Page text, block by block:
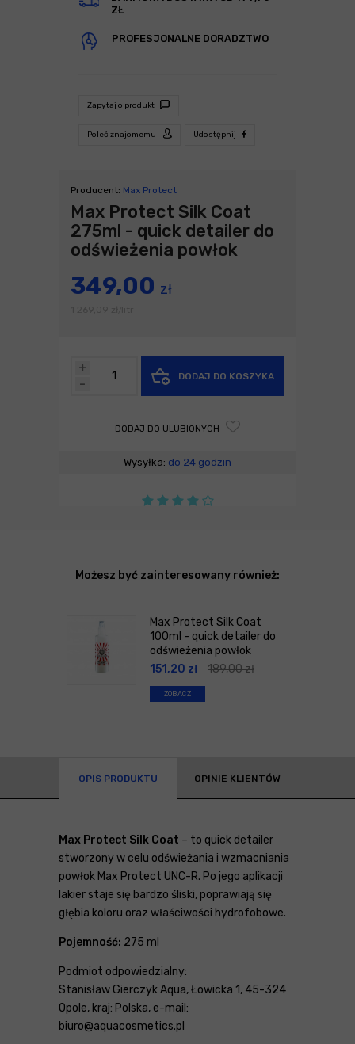
ZŁ
PROFESJONALNE DORADZTWO
Zapytaj o produkt
Poleć znajomemu Udostępnij
Producent: Max Protect
Max Protect Silk Coat
275ml - quick detailer do
odświeżenia powłok
349,00 zł
-
+
DODAJ DO KOSZYKA
DODAJ DO ULUBIONYCH
Wysyłka: do 24 godzin
Możesz być zainteresowany również:
Max Protect Silk Coat
100ml - quick detailer do
odświeżenia powłok
151,20 zł 189,00zł
ZOBACZ
OPIS PRODUKTU OPINIE KLIENTÓW
Max Protect Silk Coat – to quick detailer
stworzony w celu odświeżania i wzmacniania
powłok Max Protect UNC-R. Po jego aplikacji
lakier staje się bardzo śliski, poprawiają się
głębia koloru oraz właściwości hydrofobowe.
Pojemność: 275 ml
Podmiot odpowiedzialny:
Stanisław Gierczyk Aqua, Łowicka 1, 45-324
Opole, kraj: Polska, e-mail:
biuro@aquacosmetics.pl